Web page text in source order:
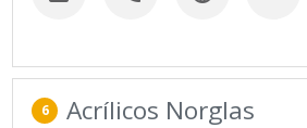
6 Acrílicos Norglas